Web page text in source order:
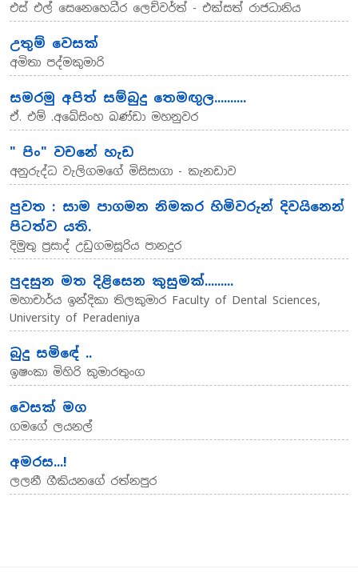
එස් එල් සෙනෙහෙධීර ලෙච්වර්ත් - එක්සත් රාජධානිය
උතුම් වෙසක්
අමිතා පද්මකුමාරි
සමරමු අපිත් සම්බුදු තෙමඟුල..........
ඒ. එම් .අබේසිංහ බණ්ඩා මහනුවර
" පිං" වචනේ හැඩ
අනුරුද්ධ වැලිගමගේ මිසිසාගා - කැනඩාව
පුවත : සාම පාගමන නිමකර හිමිවරුන් දිවයිනෙන්
පිටත්ව යති.
දිමුතු ප්‍රසාද් උඩුගමසූරිය පානදුර
පුදසුන මත දිළිසෙන කුසුමක්.........
මහාචාර්ය ඉන්දිකා තිලකුමාර Faculty of Dental Sciences,
University of Peradeniya
බුදු සමිඳේ ..
ඉෂංකා මිහිරි කුමාරතුංග
වෙසක් මග
ගමගේ ලයනල්
අමරස...!
ලලනී ගීකියනගේ රත්නපුර